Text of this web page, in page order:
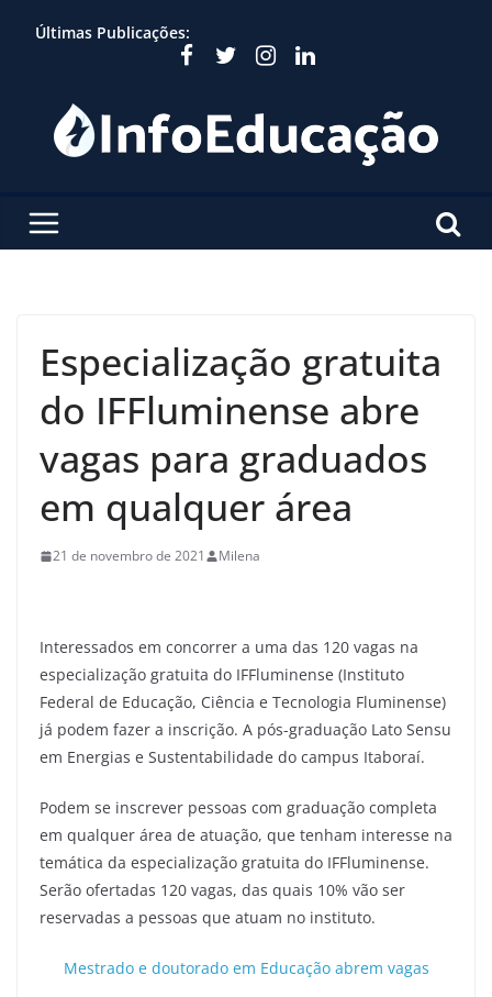
Últimas Publicações:
Especialização gratuita
do IFFluminense abre
vagas para graduados
em qualquer área
21 de novembro de 2021 Milena
Interessados em concorrer a uma das 120 vagas na
especialização gratuita do IFFluminense (Instituto
Federal de Educação, Ciência e Tecnologia Fluminense)
já podem fazer a inscrição. A pós-graduação Lato Sensu
em Energias e Sustentabilidade do campus Itaboraí.
Podem se inscrever pessoas com graduação completa
em qualquer área de atuação, que tenham interesse na
temática da especialização gratuita do IFFluminense.
Serão ofertadas 120 vagas, das quais 10% vão ser
reservadas a pessoas que atuam no instituto.
Mestrado e doutorado em Educação abrem vagas